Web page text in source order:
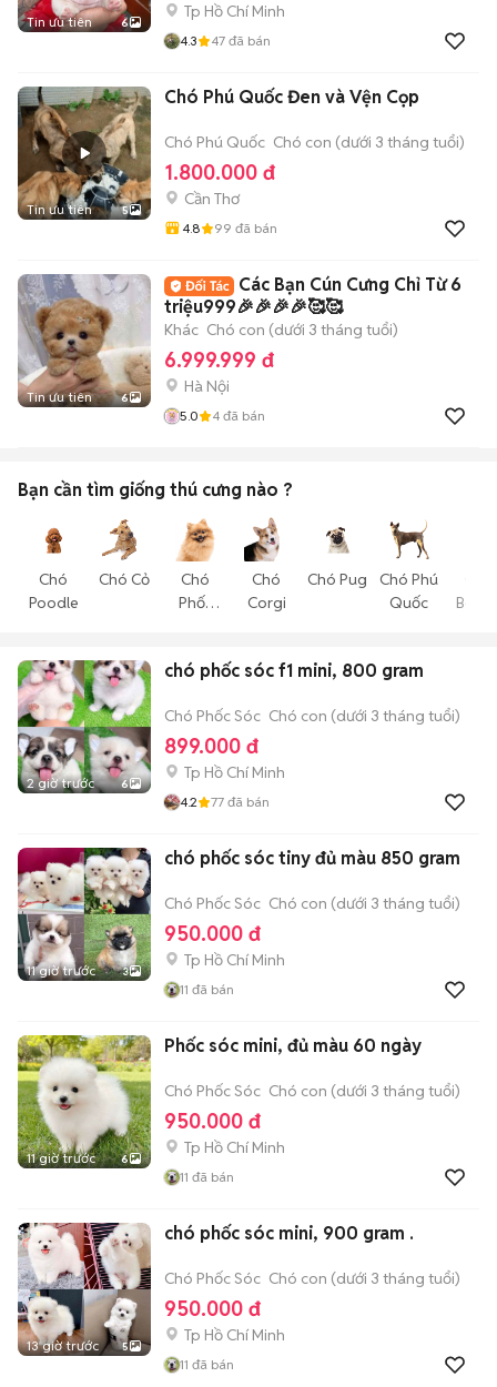
Tin ưu tiên 6
Tp Hồ Chí Minh
4.3 47 đã bán
Tin ưu tiên 5
Chó Phú Quốc Đen và Vện Cọp
Chó Phú Quốc Chó con (dưới 3 tháng tuổi)
1.800.000 đ
Cần Thơ
4.8 99 đã bán
Tin ưu tiên 6
Các Bạn Cún Cưng Chỉ Từ 6
triệu999🎉🎉🎉🎉🥰🥰
Khác Chó con (dưới 3 tháng tuổi)
6.999.999 đ
Hà Nội
5.0 4 đã bán
Bạn cần tìm giống thú cưng nào ?
Chó
Poodle
Chó Cỏ
Chó
Phốc
Chó
Corgi
Chó Pug
Chó Phú
Quốc
2 giờ trước 6
chó phốc sóc f1 mini, 800 gram
Chó Phốc Sóc Chó con (dưới 3 tháng tuổi)
899.000 đ
Tp Hồ Chí Minh
4.2 77 đã bán
11 giờ trước 3
chó phốc sóc tiny đủ màu 850 gram
Chó Phốc Sóc Chó con (dưới 3 tháng tuổi)
950.000 đ
Tp Hồ Chí Minh
11 đã bán
11 giờ trước 6
Phốc sóc mini, đủ màu 60 ngày
Chó Phốc Sóc Chó con (dưới 3 tháng tuổi)
950.000 đ
Tp Hồ Chí Minh
11 đã bán
13 giờ trước 5
chó phốc sóc mini, 900 gram .
Chó Phốc Sóc Chó con (dưới 3 tháng tuổi)
950.000 đ
Tp Hồ Chí Minh
11 đã bán